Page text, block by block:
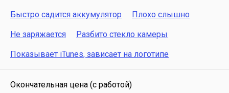
Быстро садится аккумулятор Плохо слышно
Не заряжается Разбито стекло камеры
Показывает iTunes, зависает на логотипе
Окончательная цена (с работой)